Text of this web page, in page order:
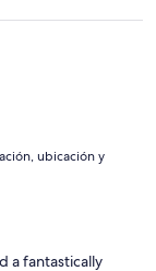
ubicación y
a fantastically